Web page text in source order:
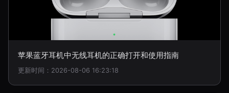
苹果蓝牙耳机中无线耳机的正确打开和使用指南
更新时间：2026-08-06 16:23:18